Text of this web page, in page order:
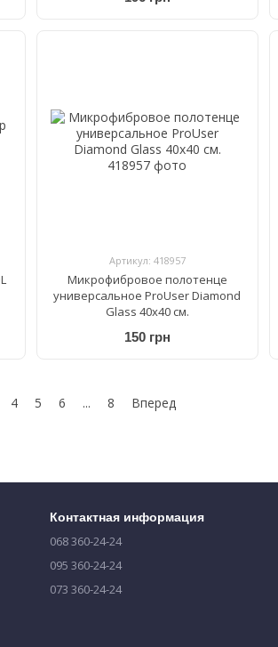
Артикул: 418957
Микрофибровое полотенце
универсальное ProUser Diamond
Glass 40х40 см.
150 грн
4 5 6 ... 8 Вперед
Контактная информация
068 360-24-24
095 360-24-24
073 360-24-24